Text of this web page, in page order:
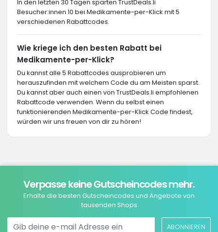
In den letzten 30 Tagen sparten TrustDeals.li
Besucher:innen 10 bei Medikamente-per-Klick mit 5
verschiedenen Rabattcodes.
Wie kriege ich den besten Rabatt bei
Medikamente-per-Klick?
Du kannst alle 5 Rabattcodes ausprobieren um
herauszufinden mit welchem Code du am Meisten sparst.
Du kannst aber auch einen von TrustDeals.li empfohlenen
Rabattcode verwenden. Wenn du selbst einen
funktionierenden Medikamente-per-Klick Code findest,
würden wir uns freuen von dir zu hören!
Verpasse keine Gutscheincodes mehr.
Erhalte die besten Gutscheincodes und Angebote von
tausenden Shops
ABONNIEREN